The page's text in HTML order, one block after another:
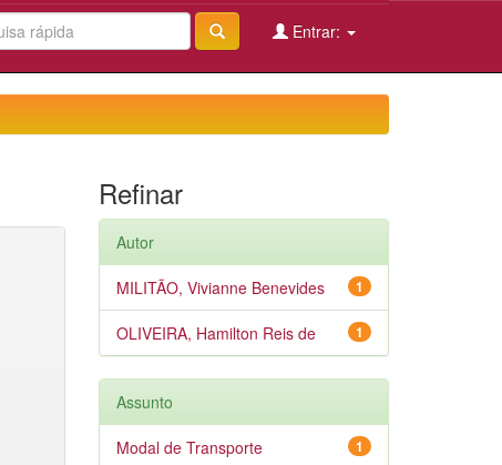
Entrar:
Refinar
Autor
1
MILITÃO, Vivianne Benevides
1
OLIVEIRA, Hamilton Reis de
Assunto
1
Modal de Transporte